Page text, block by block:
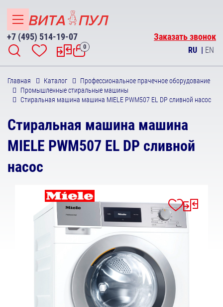
+7 (495) 514-19-07 Заказать звонок
0 RU | EN
Главная Каталог
Профессиональное прачечное оборудование
Промышленные стиральные машины
Стиральная машина машина MIELE PWM507 EL DP сливной насос
Стиральная машина машина
MIELE PWM507 EL DP сливной
насос